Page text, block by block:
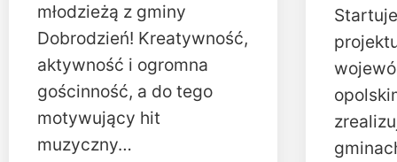
młodzieżą z gminy
Dobrodzień! Kreatywność,
aktywność i ogromna
gościnność, a do tego
motywujący hit
muzyczny…